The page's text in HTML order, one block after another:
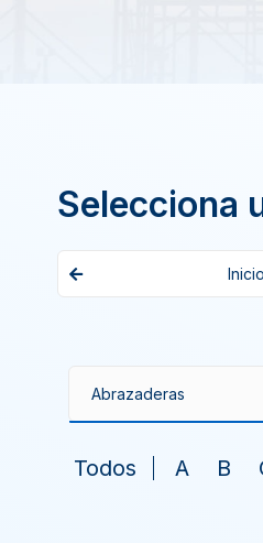
Selecciona
Inicio
Todos A B